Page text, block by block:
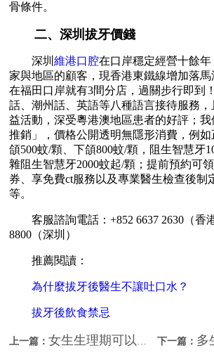
骨條件。
二、深圳拔牙價錢
深圳維港口腔在口岸穩定經營十餘年
家與地區的顧客，現香港東鐵線增加落
在福田口岸就有3間分店，過關步行即到
話、潮州話、英語等八種語言接待服務
益活動，深受粵港澳地區患者的好評；
推銷」，價格公開透明無隱形消費，例
頜500蚊/顆、下頜800蚊/顆，阻生智慧牙
雜阻生智慧牙2000蚊起/顆；提前預約可
券、享免費ct服務以及專業醫生檢查後制
等。
客服諮詢電話：+852 6637 2630（香
8800（深圳）
推薦閱讀：
為什麼拔牙後醫生不讓吐口水？
拔牙後飲食禁忌
上一篇：女生生理期可以拔智齒嗎？深圳拔智齒邊間好？ 下一篇： 多生